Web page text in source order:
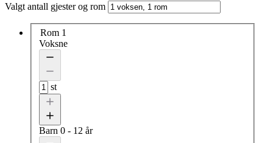
Valgt antall gjester og rom
Rom 1
Voksne
st
Barn 0 - 12 år